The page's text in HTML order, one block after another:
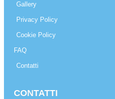
Gallery
Privacy Policy
Cookie Policy
FAQ
Contatti
CONTATTI